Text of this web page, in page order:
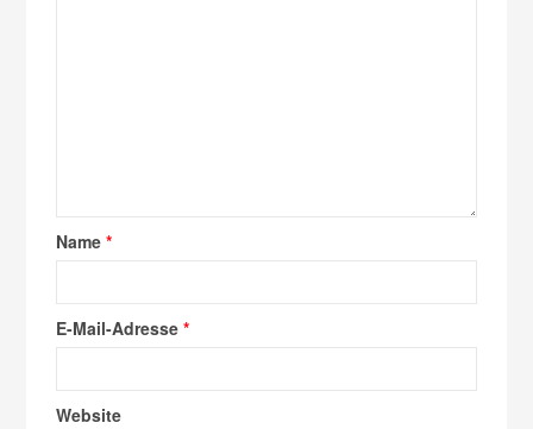
Name*
E-Mail-Adresse*
Website